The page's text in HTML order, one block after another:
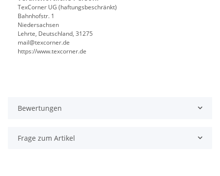
TexCorner UG (haftungsbeschränkt)
Bahnhofstr. 1
Niedersachsen
Lehrte, Deutschland, 31275
mail@texcorner.de
https://www.texcorner.de
Bewertungen
Frage zum Artikel